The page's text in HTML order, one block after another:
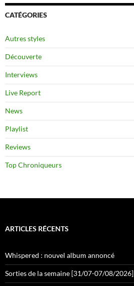
CATÉGORIES
Autres styles
Découverte
Interviews
Live Report
News
Playlist
Reviews
Top Chroniqueurs
ARTICLES RÉCENTS
Whispered : nouvel album annoncé
Sorties de la semaine [31/07-07/08/2026]